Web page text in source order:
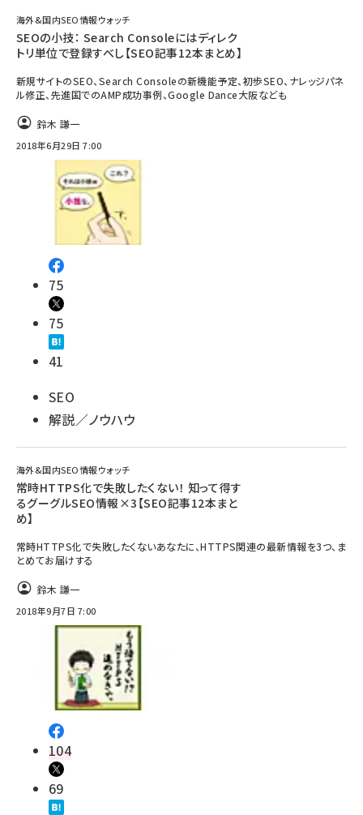
海外&国内SEO情報ウォッチ
SEOの小技： Search Consoleにはディレク
トリ単位で登録すべし【SEO記事12本まとめ】
新規サイトのSEO、Search Consoleの新機能予定、初歩SEO、ナレッジパネ
ル修正、先進国でのAMP成功事例、Google Dance大阪なども
鈴木 謙一
2018年6月29日 7:00
75
75
41
SEO
解説／ノウハウ
海外&国内SEO情報ウォッチ
常時HTTPS化で失敗したくない！ 知って得す
るグーグルSEO情報×3【SEO記事12本まと
め】
常時HTTPS化で失敗したくないあなたに、HTTPS関連の最新情報を3つ、ま
とめてお届けする
鈴木 謙一
2018年9月7日 7:00
104
69